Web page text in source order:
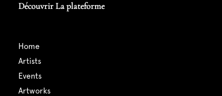
Découvrir La plateforme
home
artists
events
artworks